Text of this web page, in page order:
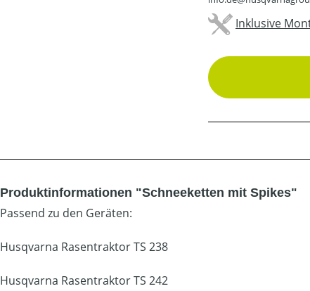
Inklusive
Produktinformationen "Schneeketten mit Spikes"
Passend zu den Geräten:
Husqvarna Rasentraktor TS 238
Husqvarna Rasentraktor TS 242